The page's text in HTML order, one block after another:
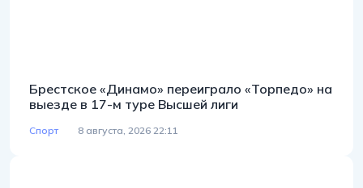
Брестское «Динамо» переиграло «Торпедо» на
выезде в 17-м туре Высшей лиги
Спорт 8 августа, 2026 22:11